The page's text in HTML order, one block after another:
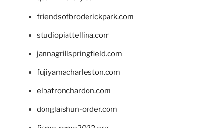
friendsofbroderickpark.com
studiopiattellina.com
jannagrillspringfield.com
fujiyamacharleston.com
elpatronchardon.com
donglaishun-order.com